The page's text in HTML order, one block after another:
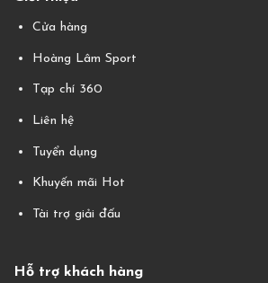
Cửa hàng
Hoàng Lâm Sport
Tạp chí 360
Liên hệ
Tuyển dụng
Khuyến mãi Hot
Tài trợ giải đấu
Hỗ trợ khách hàng